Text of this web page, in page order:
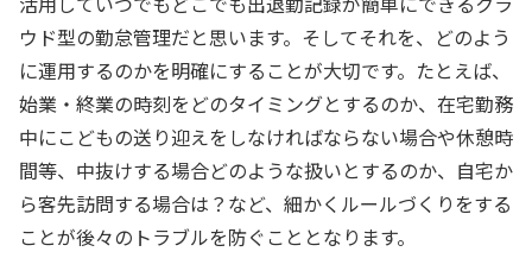
ウド型の勤怠管理だと思います。そしてそれを、どのよう
に運用するのかを明確にすることが大切です。たとえば、
始業・終業の時刻をどのタイミングとするのか、在宅勤務
中にこどもの送り迎えをしなければならない場合や休憩時
間等、中抜けする場合どのような扱いとするのか、自宅か
ら客先訪問する場合は？など、細かくルールづくりをする
ことが後々のトラブルを防ぐこととなります。